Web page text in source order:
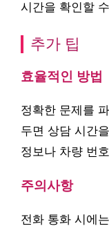
시간을 확인할
추가 팁
효율적인 방법
정확한 문제를
두면 상담 시간
정보나 차량 번
주의사항
전화 통화 시에